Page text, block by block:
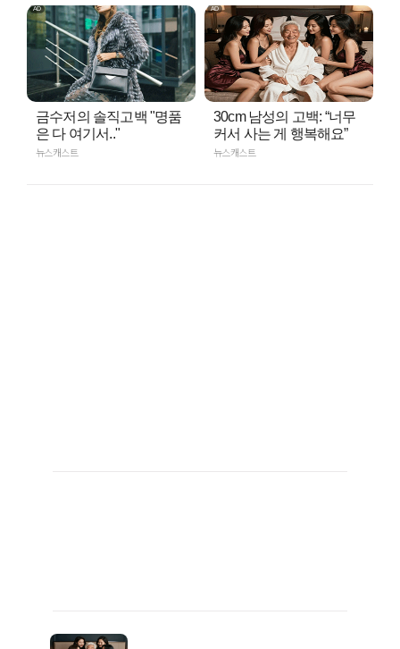
금수저의 솔직고백 "명품
은 다 여기서.."
뉴스캐스트
30cm 남성의 고백: “너무
커서 사는 게 행복해요”
뉴스캐스트